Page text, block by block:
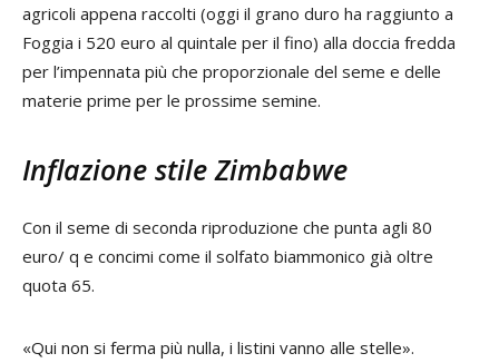
agricoli appena raccolti (oggi il grano duro ha raggiunto a
Foggia i 520 euro al quintale per il fino) alla doccia fredda
per l’impennata più che proporzionale del seme e delle
materie prime per le prossime semine.
Inflazione stile Zimbabwe
Con il seme di seconda riproduzione che punta agli 80
euro/ q e concimi come il solfato biammonico già oltre
quota 65.
«Qui non si ferma più nulla, i listini vanno alle stelle».